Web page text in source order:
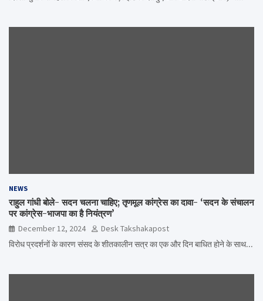
NEWS
राहुल गांधी बोले- सदन चलना चाहिए; तृणमूल कांग्रेस का दावा- ‘सदन के संचालन
पर कांग्रेस-भाजपा का है नियंत्रण’
December 12, 2024
Desk Takshakapost
विरोध प्रदर्शनों के कारण संसद के शीतकालीन सत्र का एक और दिन बाधित होने के साथ…